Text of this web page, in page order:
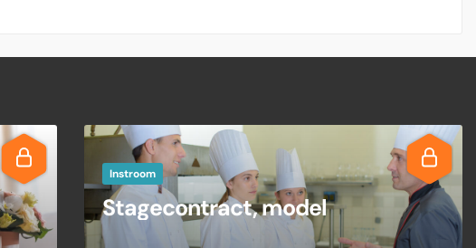
Instroom
Stagecontract, model